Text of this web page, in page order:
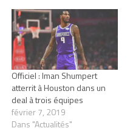
Officiel : Iman Shumpert
atterrit à Houston dans un
deal à trois équipes
février 7, 2019
Dans "Actualités"